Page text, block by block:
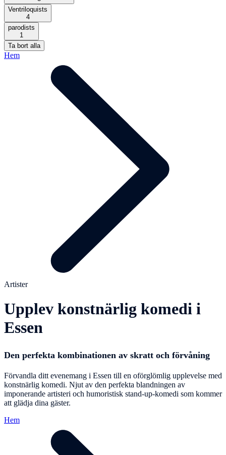
Ventriloquists
4
parodists
1
Ta bort alla
Hem
Artister
Upplev konstnärlig komedi i
Essen
Den perfekta kombinationen av skratt och förvåning
Förvandla ditt evenemang i Essen till en oförglömlig upplevelse med
konstnärlig komedi. Njut av den perfekta blandningen av
imponerande artisteri och humoristisk stand-up-komedi som kommer
att glädja dina gäster.
Hem